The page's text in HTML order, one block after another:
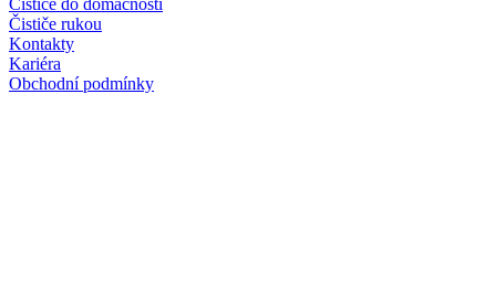
Čističe rukou
Kontakty
Kariéra
Obchodní podmínky